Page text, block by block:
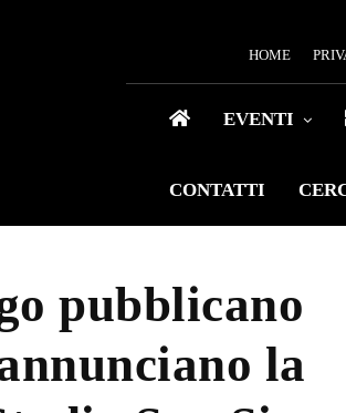
HOME
EVENTI
CONTATTI
pubblicano
la